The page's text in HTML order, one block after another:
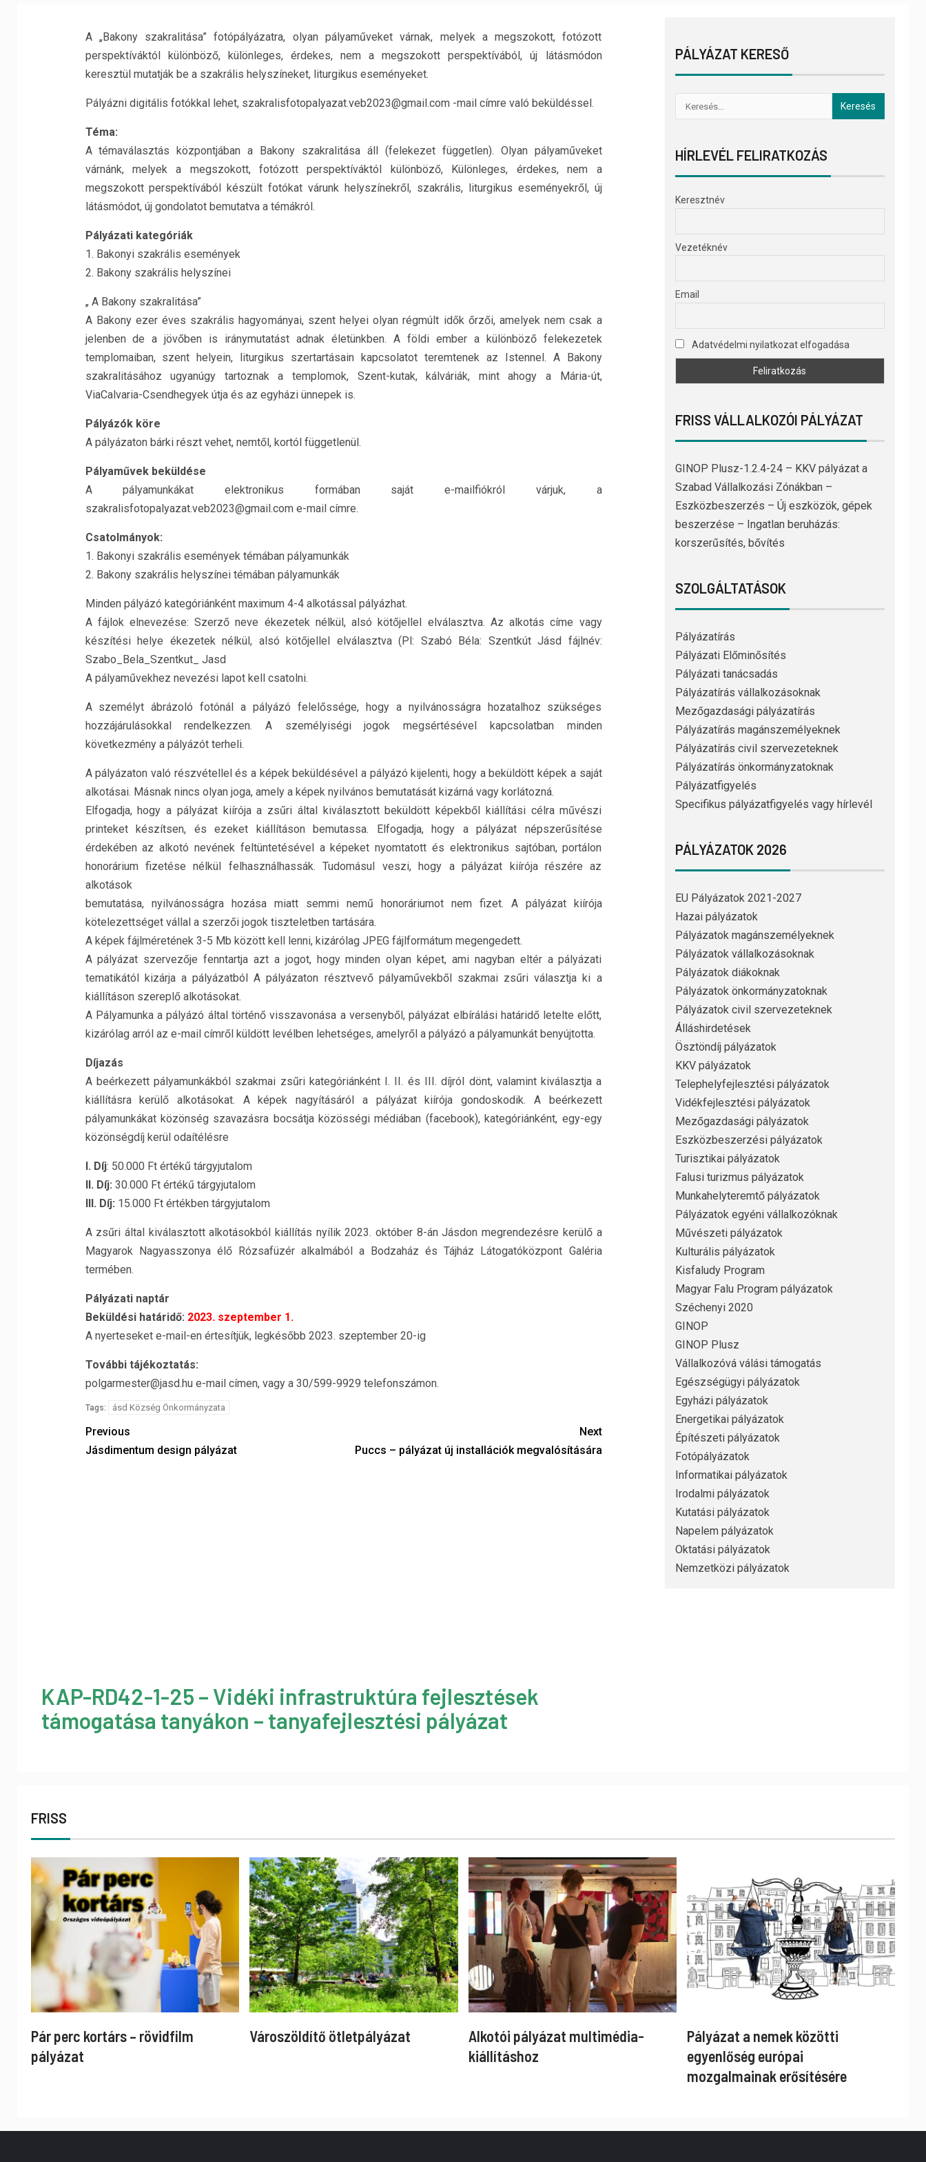
A „Bakony szakralitása” fotópályázatra, olyan pályaműveket várnak, melyek a megszokott, fotózott
perspektíváktól különböző, különleges, érdekes, nem a megszokott perspektívából, új látásmódon
keresztül mutatják be a szakrális helyszíneket, liturgikus eseményeket.
Pályázni digitális fotókkal lehet, szakralisfotopalyazat.veb2023@gmail.com -mail címre való beküldéssel.
Téma:
A témaválasztás központjában a Bakony szakralitása áll (felekezet független). Olyan pályaműveket
várnánk, melyek a megszokott, fotózott perspektíváktól különböző, Különleges, érdekes, nem a
megszokott perspektívából készült fotókat várunk helyszínekről, szakrális, liturgikus eseményekről, új
látásmódot, új gondolatot bemutatva a témákról.
Pályázati kategóriák
1. Bakonyi szakrális események
2. Bakony szakrális helyszínei
„ A Bakony szakralitása”
A Bakony ezer éves szakrális hagyományai, szent helyei olyan régmúlt idők őrzői, amelyek nem csak a
jelenben de a jövőben is iránymutatást adnak életünkben. A földi ember a különböző felekezetek
templomaiban, szent helyein, liturgikus szertartásain kapcsolatot teremtenek az Istennel. A Bakony
szakralitásához ugyanúgy tartoznak a templomok, Szent-kutak, kálváriák, mint ahogy a Mária-út,
ViaCalvaria-Csendhegyek útja és az egyházi ünnepek is.
Pályázók köre
A pályázaton bárki részt vehet, nemtől, kortól függetlenül.
Pályaművek beküldése
A pályamunkákat elektronikus formában saját e-mailfiókról várjuk, a
szakralisfotopalyazat.veb2023@gmail.com e-mail címre.
Csatolmányok:
1. Bakonyi szakrális események témában pályamunkák
2. Bakony szakrális helyszínei témában pályamunkák
Minden pályázó kategóriánként maximum 4-4 alkotással pályázhat.
A fájlok elnevezése: Szerző neve ékezetek nélkül, alsó kötőjellel elválasztva. Az alkotás címe vagy
készítési helye ékezetek nélkül, alsó kötőjellel elválasztva (Pl: Szabó Béla: Szentkút Jásd fájlnév:
Szabo_Bela_Szentkut_ Jasd
A pályaművekhez nevezési lapot kell csatolni.
A személyt ábrázoló fotónál a pályázó felelőssége, hogy a nyilvánosságra hozatalhoz szükséges
hozzájárulásokkal rendelkezzen. A személyiségi jogok megsértésével kapcsolatban minden
következmény a pályázót terheli.
A pályázaton való részvétellel és a képek beküldésével a pályázó kijelenti, hogy a beküldött képek a saját
alkotásai. Másnak nincs olyan joga, amely a képek nyilvános bemutatását kizárná vagy korlátozná.
Elfogadja, hogy a pályázat kiírója a zsűri által kiválasztott beküldött képekből kiállítási célra művészi
printeket készítsen, és ezeket kiállításon bemutassa. Elfogadja, hogy a pályázat népszerűsítése
érdekében az alkotó nevének feltüntetésével a képeket nyomtatott és elektronikus sajtóban, portálon
honorárium fizetése nélkül felhasználhassák. Tudomásul veszi, hogy a pályázat kiírója részére az
alkotások
bemutatása, nyilvánosságra hozása miatt semmi nemű honoráriumot nem fizet. A pályázat kiírója
kötelezettséget vállal a szerzői jogok tiszteletben tartására.
A képek fájlméretének 3-5 Mb között kell lenni, kizárólag JPEG fájlformátum megengedett.
A pályázat szervezője fenntartja azt a jogot, hogy minden olyan képet, ami nagyban eltér a pályázati
tematikától kizárja a pályázatból A pályázaton résztvevő pályaművekből szakmai zsűri választja ki a
kiállításon szereplő alkotásokat.
A Pályamunka a pályázó által történő visszavonása a versenyből, pályázat elbírálási határidő letelte előtt,
kizárólag arról az e-mail címről küldött levélben lehetséges, amelyről a pályázó a pályamunkát benyújtotta.
Díjazás
A beérkezett pályamunkákból szakmai zsűri kategóriánként I. II. és III. díjról dönt, valamint kiválasztja a
kiállításra kerülő alkotásokat. A képek nagyításáról a pályázat kiírója gondoskodik. A beérkezett
pályamunkákat közönség szavazásra bocsátja közösségi médiában (facebook), kategóriánként, egy-egy
közönségdíj kerül odaítélésre
I. Díj: 50.000 Ft értékű tárgyjutalom
II. Díj: 30.000 Ft értékű tárgyjutalom
III. Díj: 15.000 Ft értékben tárgyjutalom
A zsűri által kiválasztott alkotásokból kiállítás nyílik 2023. október 8-án Jásdon megrendezésre kerülő a
Magyarok Nagyasszonya élő Rózsafüzér alkalmából a Bodzaház és Tájház Látogatóközpont Galéria
termében.
Pályázati naptár
Beküldési határidő: 2023. szeptember 1.
A nyerteseket e-mail-en értesítjük, legkésőbb 2023. szeptember 20-ig
További tájékoztatás:
polgarmester@jasd.hu e-mail címen, vagy a 30/599-9929 telefonszámon.
Tags: ásd Község Önkormányzata
Previous
Jásdimentum design pályázat
Next
Puccs – pályázat új installációk megvalósítására
KAP-RD42-1-25 – Vidéki infrastruktúra fejlesztések
támogatása tanyákon – tanyafejlesztési pályázat
PÁLYÁZAT KERESŐ
HÍRLEVÉL FELIRATKOZÁS
Keresztnév
Vezetéknév
Email
Adatvédelmi nyilatkozat elfogadása
FRISS VÁLLALKOZÓI PÁLYÁZAT
GINOP Plusz-1.2.4-24 – KKV pályázat a
Szabad Vállalkozási Zónákban –
Eszközbeszerzés – Új eszközök, gépek
beszerzése – Ingatlan beruházás:
korszerűsítés, bővítés
SZOLGÁLTATÁSOK
Pályázatírás
Pályázati Előminősítés
Pályázati tanácsadás
Pályázatírás vállalkozásoknak
Mezőgazdasági pályázatírás
Pályázatírás magánszemélyeknek
Pályázatírás civil szervezeteknek
Pályázatírás önkormányzatoknak
Pályázatfigyelés
Specifikus pályázatfigyelés vagy hírlevél
PÁLYÁZATOK 2026
EU Pályázatok 2021-2027
Hazai pályázatok
Pályázatok magánszemélyeknek
Pályázatok vállalkozásoknak
Pályázatok diákoknak
Pályázatok önkormányzatoknak
Pályázatok civil szervezeteknek
Álláshirdetések
Ösztöndíj pályázatok
KKV pályázatok
Telephelyfejlesztési pályázatok
Vidékfejlesztési pályázatok
Mezőgazdasági pályázatok
Eszközbeszerzési pályázatok
Turisztikai pályázatok
Falusi turizmus pályázatok
Munkahelyteremtő pályázatok
Pályázatok egyéni vállalkozóknak
Művészeti pályázatok
Kulturális pályázatok
Kisfaludy Program
Magyar Falu Program pályázatok
Széchenyi 2020
GINOP
GINOP Plusz
Vállalkozóvá válási támogatás
Egészségügyi pályázatok
Egyházi pályázatok
Energetikai pályázatok
Építészeti pályázatok
Fotópályázatok
Informatikai pályázatok
Irodalmi pályázatok
Kutatási pályázatok
Napelem pályázatok
Oktatási pályázatok
Nemzetközi pályázatok
FRISS
Pár perc kortárs – rövidfilm
pályázat
Városzöldítő ötletpályázat
Alkotói pályázat multimédia-
kiállításhoz
Pályázat a nemek közötti
egyenlőség európai
mozgalmainak erősítésére